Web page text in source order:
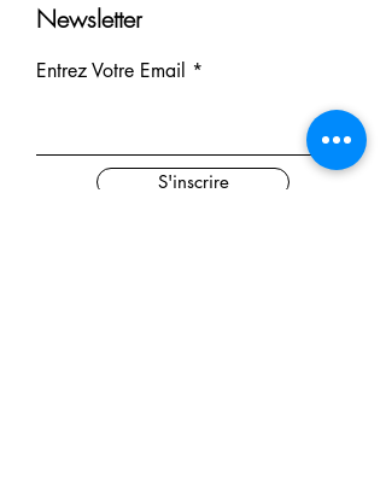
Newsletter
Entrez Votre Email
S'inscrire